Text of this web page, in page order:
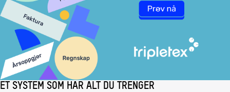
ET SYSTEM SOM HAR ALT DU TRENGER